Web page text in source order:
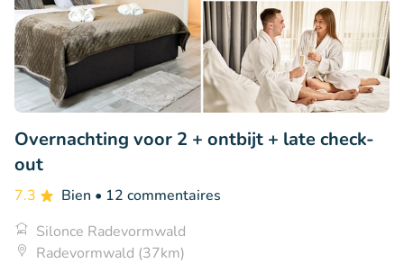
Overnachting voor 2 + ontbijt + late check-
out
7.3 Bien • 12 commentaires
Silonce Radevormwald
Radevormwald (37km)